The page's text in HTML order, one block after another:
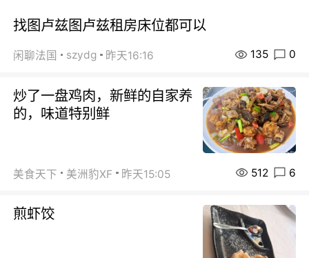
找图卢兹图卢兹租房床位都可以
闲聊法国 szydg 昨天16:16 135 0
炒了一盘鸡肉，新鲜的自家养
的，味道特别鲜
美食天下 美洲豹XF 昨天15:05 512 6
煎虾饺